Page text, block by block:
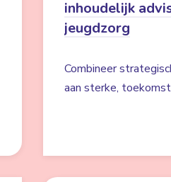
inhoudelijk
jeugdzorg
Combineer
aan sterke,